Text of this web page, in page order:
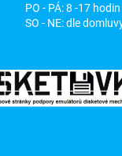
PO - PÁ: 8 -17 hodin
SO - NE: dle